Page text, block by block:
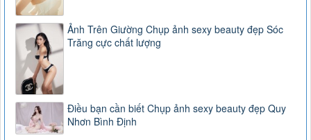
Ảnh Trên Giường Chụp ảnh sexy beauty đẹp Sóc
Trăng cực chất lượng
Điều bạn cần biết Chụp ảnh sexy beauty đẹp Quy
Nhơn Bình Định